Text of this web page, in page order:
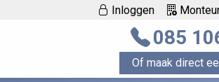
Inloggen
085
Of maak direct